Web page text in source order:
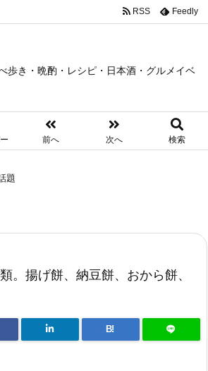
歩き・晩酌・レシピ・日本酒・グルメイベ
前へ 次へ 検索
RSS Feedly
題
。揚げ餅、納豆餅、おから餅、
B!